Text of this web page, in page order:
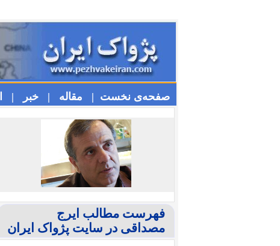
صفحه‌ی نخست | مقاله | خبر |
فهرست مطالب ایرج
مصداقی در سایت پژواک ایران